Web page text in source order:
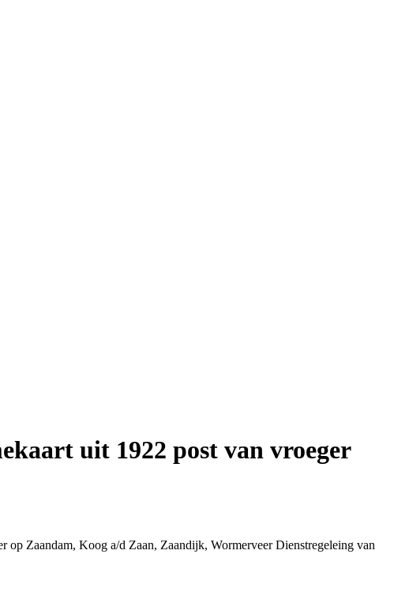
uit 1922 post van vroeger
op Zaandam, Koog a/d Zaan, Zaandijk, Wormerveer Dienstregeleing van